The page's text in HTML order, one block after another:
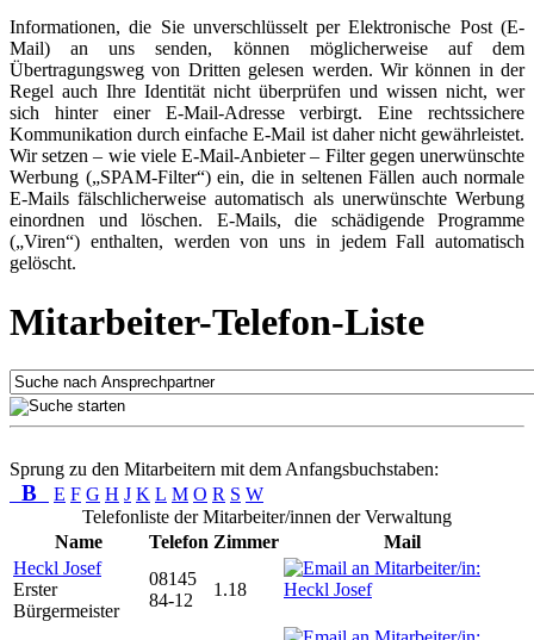
Informationen, die Sie unverschlüsselt per Elektronische Post (E-
Mail) an uns senden, können möglicherweise auf dem
Übertragungsweg von Dritten gelesen werden. Wir können in der
Regel auch Ihre Identität nicht überprüfen und wissen nicht, wer
sich hinter einer E-Mail-Adresse verbirgt. Eine rechtssichere
Kommunikation durch einfache E-Mail ist daher nicht gewährleistet.
Wir setzen – wie viele E-Mail-Anbieter – Filter gegen unerwünschte
Werbung („SPAM-Filter“) ein, die in seltenen Fällen auch normale
E-Mails fälschlicherweise automatisch als unerwünschte Werbung
einordnen und löschen. E-Mails, die schädigende Programme
(„Viren“) enthalten, werden von uns in jedem Fall automatisch
gelöscht.
Mitarbeiter-Telefon-Liste
Sprung zu den Mitarbeitern mit dem Anfangsbuchstaben:
B E F G H J K L M O R S W
Telefonliste der Mitarbeiter/innen der Verwaltung
Name
Telefon Zimmer
Mail
Heckl Josef
Erster
Bürgermeister
08145
84-12
1.18